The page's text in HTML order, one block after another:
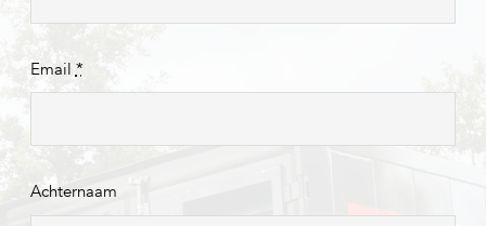
Email *
Achternaam